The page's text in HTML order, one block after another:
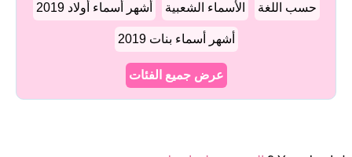
حسب اللغة الأسماء الشعبية أشهر أسماء أولاد 2019
أشهر أسماء بنات 2019
عرض جميع الفئات